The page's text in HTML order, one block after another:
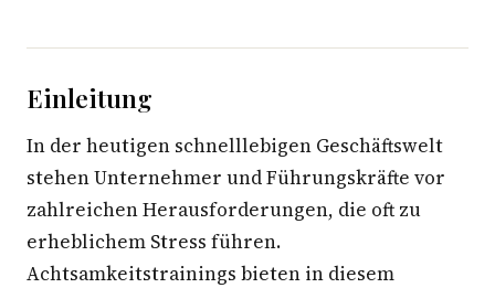
Einleitung
In der heutigen schnelllebigen Geschäftswelt
stehen Unternehmer und Führungskräfte vor
zahlreichen Herausforderungen, die oft zu
erheblichem Stress führen.
Achtsamkeitstrainings bieten in diesem